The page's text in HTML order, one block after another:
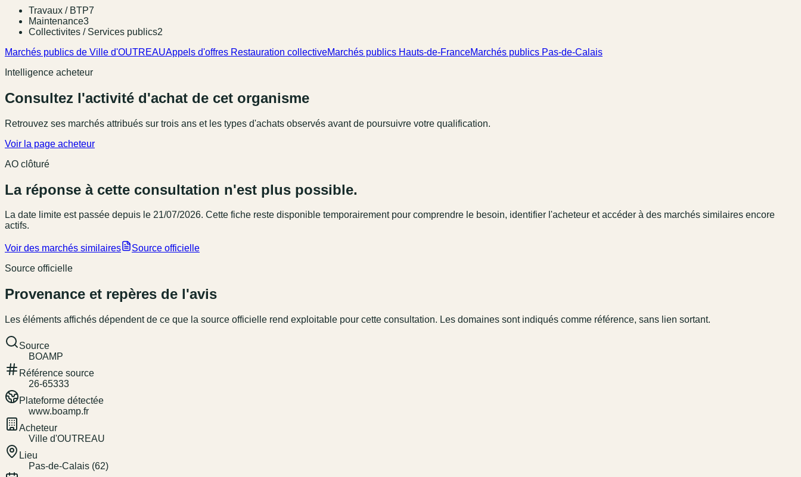
Travaux / BTP7
Maintenance3
Collectivites / Services publics2
Marchés publics de Ville d'OUTREAUAppels d'offres Restauration collectiveMarchés publics Hauts-de-FranceMarchés publics Pas-de-Calais
Intelligence acheteur
Consultez l'activité d'achat de cet organisme
Retrouvez ses marchés attribués sur trois ans et les types d'achats observés avant de poursuivre votre qualification.
Voir la page acheteur
AO clôturé
La réponse à cette consultation n'est plus possible.
La date limite est passée depuis le 21/07/2026. Cette fiche reste disponible temporairement pour comprendre le besoin, identifier l'acheteur et accéder à des marchés similaires encore
actifs.
Voir des marchés similaires
Source officielle
Source officielle
Provenance et repères de l'avis
Les éléments affichés dépendent de ce que la source officielle rend exploitable pour cette consultation. Les domaines sont indiqués comme référence, sans lien sortant.
Source
BOAMP
Référence source
26-65333
Plateforme détectée
www.boamp.fr
Acheteur
Ville d'OUTREAU
Lieu
Pas-de-Calais (62)